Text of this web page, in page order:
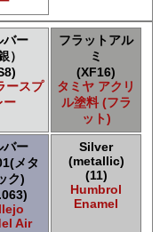
カラー
Acrylic
Enamel
バー
）
ースプ
ー
フラットアル
ミ
(XF16)
タミヤ アクリ
ル塗料 (フラ
ット)
バー
メタ
ク)
Air
Silver
(metallic)
(11)
Humbrol
Enamel